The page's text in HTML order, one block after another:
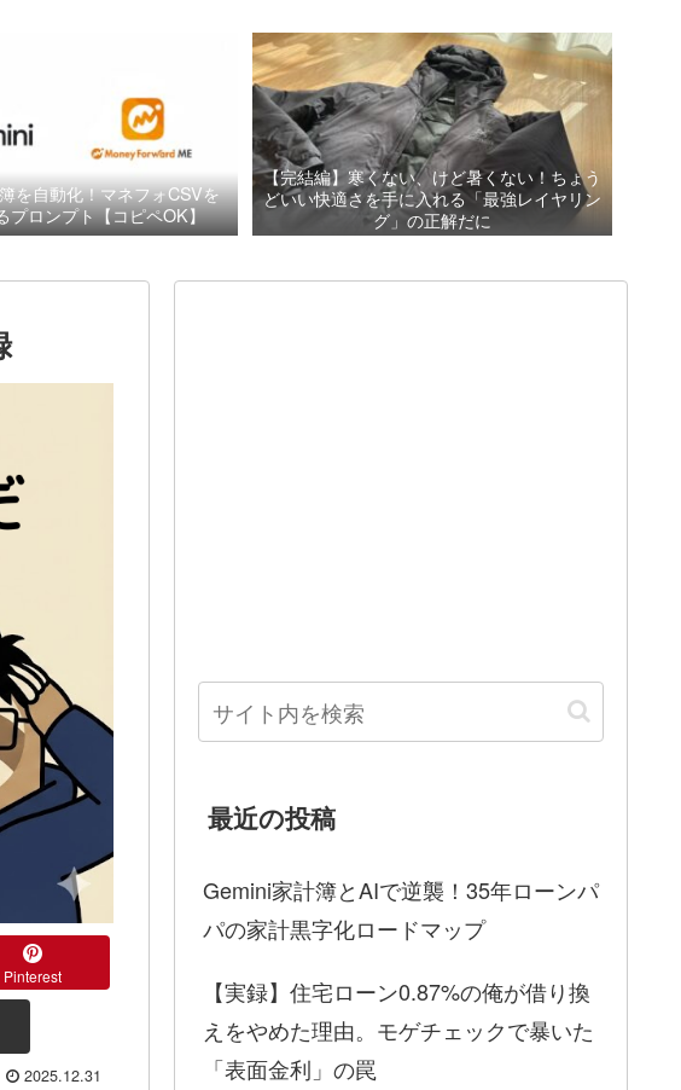
を自動化！マネフォCSVを
プロンプト【コピペOK】
【完結編】寒くない、けど暑くない！ちょう
どいい快適さを手に入れる「最強レイヤリン
グ」の正解だに
Pinterest
2025.12.31
最近の投稿
Gemini家計簿とAIで逆襲！35年ローンパ
パの家計黒字化ロードマップ
【実録】住宅ローン0.87%の俺が借り換
えをやめた理由。モゲチェックで暴いた
「表面金利」の罠